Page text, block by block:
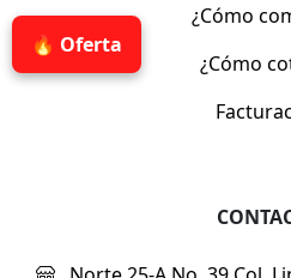
🔥 Oferta
¿Cómo
¿Cómo